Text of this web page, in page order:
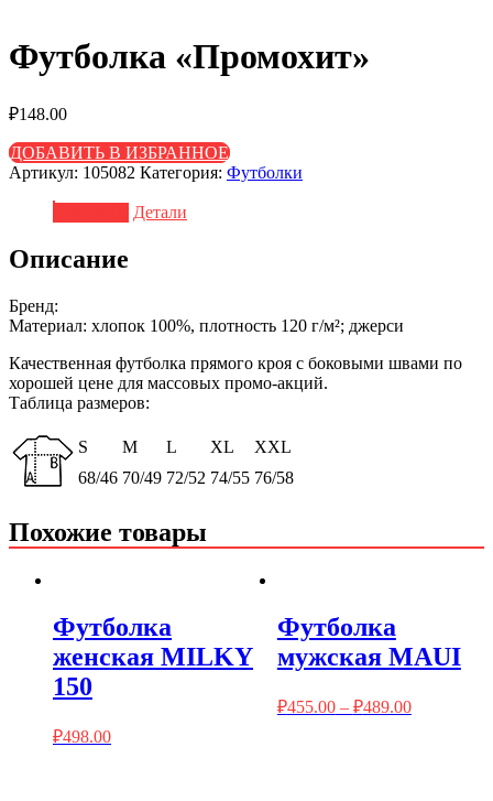
Футболка «Промохит»
₽148.00
ДОБАВИТЬ В ИЗБРАННОЕ
Артикул: 105082 Категория: Футболки
Детали
Описание
Бренд:
Материал: хлопок 100%, плотность 120 г/м²; джерси
Качественная футболка прямого кроя с боковыми швами по
хорошей цене для массовых промо-акций.
Таблица размеров:
S M L XL
XXL
68/46 70/49 72/52 74/55 76/58
Похожие товары
Футболка
женская MILKY
150
₽498.00
Футболка
мужская MAUI
₽455.00– ₽489.00